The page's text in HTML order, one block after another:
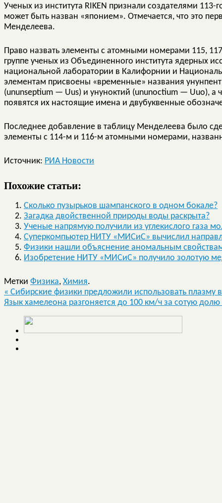
Ученых из института RIKEN признали создателями
может быть назван «японием». Отмечается, что это
Менделеева.
Право назвать элементы с атомными номерами 115,
группе ученых из Объединенного института ядерных
национальной лаборатории в Калифорнии и
элементам присвоены «временные» названия
(ununseptium — Uus) и унуноктий (ununoctium — Uuo), а
появятся их настоящие имена и двубуквенные
Последнее добавление в таблицу Менделеева было
элементы с 114-м и 116-м атомными номерами,
Источник: РИА Новости
Похожие статьи:
Сколько пузырьков шампанского в одном бокале?
Загадка двойственной природы воды раскрыта?
Ученые напрямую получили из углекислого газа
Суперкомпьютер НИТУ «МИСиС» вычислил
Физики нашли объяснение аномальным свойствам
Изобретение НИТУ «МИСиС» получило золотую
Метки Физика, Химия.
« Сибирские физики предложили использовать плазму
Язык хамелеона разгоняется до 100 км/ч за сотую